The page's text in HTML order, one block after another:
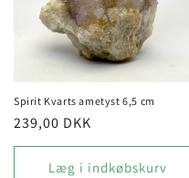
Spirit Kvarts ametyst 6,5 cm
Normalpris
239,00 DKK
Læg i indkøbskurv